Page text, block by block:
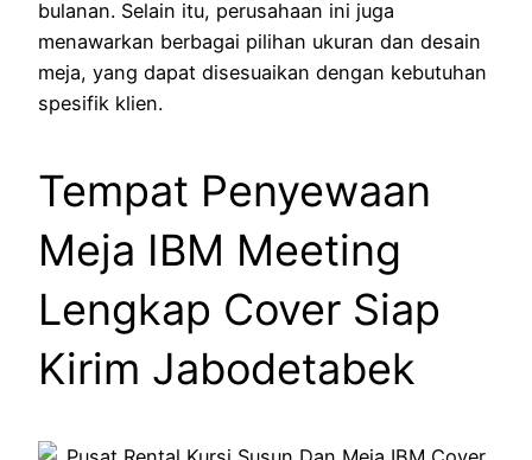
bulanan. Selain itu, perusahaan ini juga
menawarkan berbagai pilihan ukuran dan desain
meja, yang dapat disesuaikan dengan kebutuhan
spesifik klien.
Tempat Penyewaan
Meja IBM Meeting
Lengkap Cover Siap
Kirim Jabodetabek